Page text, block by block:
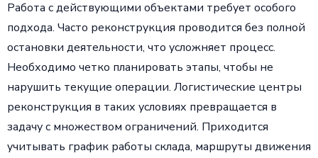
Работа с действующими объектами требует особого
подхода. Часто реконструкция проводится без полной
остановки деятельности, что усложняет процесс.
Необходимо четко планировать этапы, чтобы не
нарушить текущие операции. Логистические центры
реконструкция в таких условиях превращается в
задачу с множеством ограничений. Приходится
учитывать график работы склада, маршруты движения